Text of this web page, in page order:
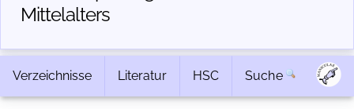
Mittelalters
Verzeichnisse Literatur HSC Suche